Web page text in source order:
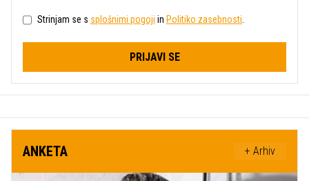
Strinjam se s splošnimi pogoji in Politiko zasebnosti.
PRIJAVI SE
ANKETA + Arhiv